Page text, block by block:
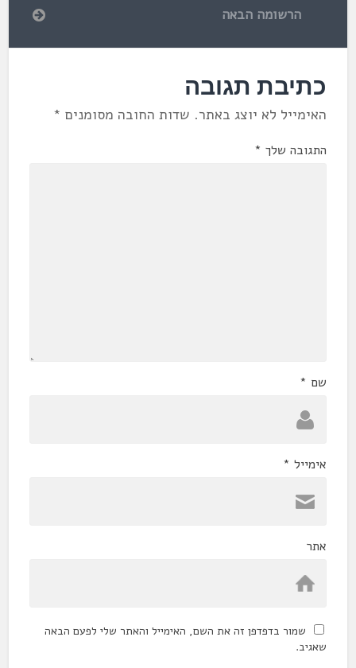
הרשומה הבאה
כתיבת תגובה
האימייל לא יוצג באתר. שדות החובה מסומנים *
התגובה שלך *
שם *
אימייל *
אתר
שמור בדפדפן זה את השם, האימייל והאתר שלי לפעם הבאה
שאגיב.